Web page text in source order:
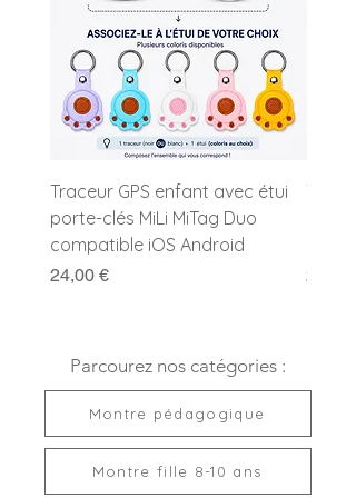
Couleur :Bleu foncé
Autre coloris :
Bleu foncé et bleu clair (référence
654891)
Fermoir :Boucle ardillon
Fonction :Eclairage du cadran
Etanchéité :Etanche 10 ATM
Garantie : 2 ans
Pile :Incluse
Livrée prête à offrir
Traceur GPS enfant avec étui
porte-clés MiLi MiTag Duo
compatible iOS Android
Prix
24,00 € Prix
24,00 €
Parcourez nos catégories :
Montre pédagogique
Montre fille 8-10 ans